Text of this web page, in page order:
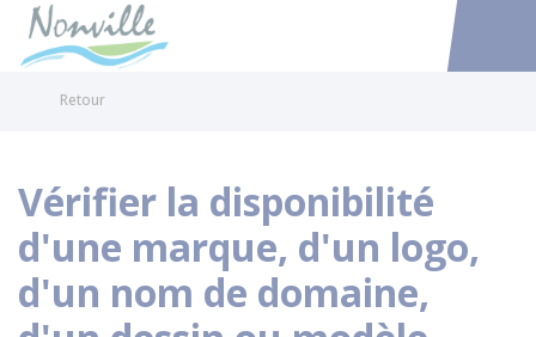
Accéder
Retour
Vérifier la disponibilité
d'une marque, d'un logo,
d'un nom de domaine,